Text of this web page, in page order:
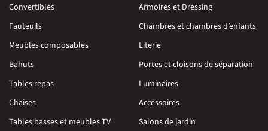
Convertibles
Fauteuils
Meubles composables
Bahuts
Tables repas
Chaises
Tables basses et meubles TV
Armoires et Dressing
Chambres et chambres d’enfants
Literie
Portes et cloisons de séparation
Luminaires
Accessoires
Salons de jardin